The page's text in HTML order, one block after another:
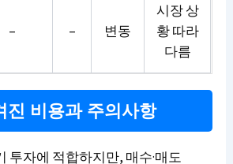
– – 변동
시장 상
황 따라
다름
진 비용과 주의사항
투자에 적합하지만, 매수·매도